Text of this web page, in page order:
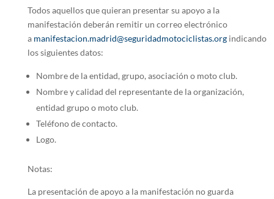
Todos aquellos que quieran presentar su apoyo a la
manifestación deberán remitir un correo electrónico
a manifestacion.madrid@seguridadmotociclistas.orgindicando
los siguientes datos:
Nombre de la entidad, grupo, asociación o moto club.
Nombre y calidad del representante de la organización,
entidad grupo o moto club.
Teléfono de contacto.
Logo.
Notas:
La presentación de apoyo a la manifestación no guarda